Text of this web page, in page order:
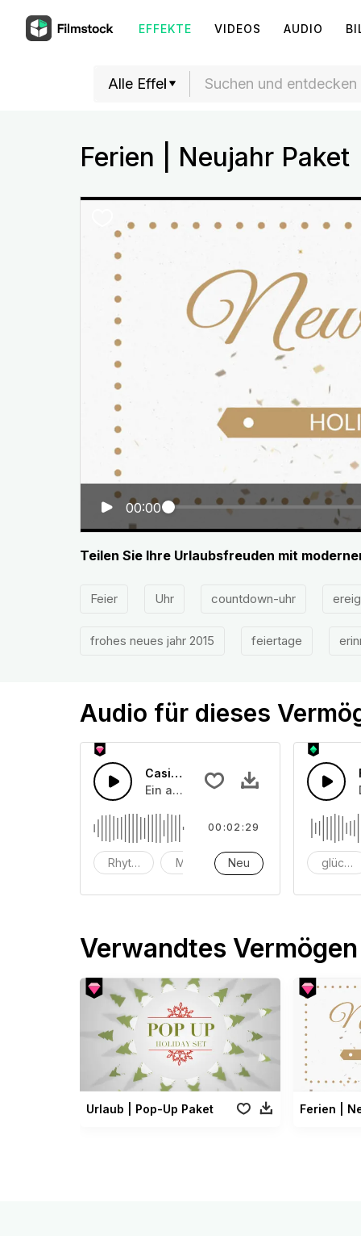
EFFEKTE VIDEOS AUDIO
Ferien | Neujahr Paket
00:00
Teilen Sie Ihre Urlaubsfreuden mit
Feier Uhr countdown-uhr
frohes neues jahr 2015 feiertage
Audio für dieses
Casino-Nacht
Ein angenehmes Uptempo-Popstück
Rhytmen Musik instrumental
00:02:29
Neu
Verwandtes Vermögen
Urlaub | Pop-Up Paket Ferien |